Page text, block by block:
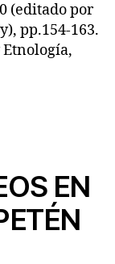
(editado por
pp.154-163.
EN